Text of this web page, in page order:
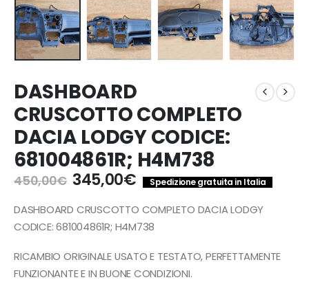
DASHBOARD
CRUSCOTTO COMPLETO
DACIA LODGY CODICE:
681004861R; H4M738
450,00€ Il
prezzo
originale
era:
345,00€Il
prezzo
attuale
è:
Spedizione gratuita in Italia
DASHBOARD CRUSCOTTO COMPLETO DACIA LODGY
CODICE: 681004861R; H4M738
RICAMBIO ORIGINALE USATO E TESTATO, PERFETTAMENTE
FUNZIONANTE E IN BUONE CONDIZIONI.